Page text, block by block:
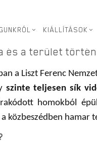
KIÁLLÍTÁSOK
70> Ferihegy névadója és
és a terület
a Liszt Ferenc
szinte teljesen sík
homokból
közbeszédben hamar